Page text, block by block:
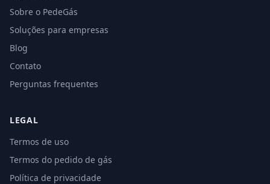
Sobre o PedeGás
Soluções para empresas
Blog
Contato
Perguntas frequentes
LEGAL
Termos de uso
Termos do pedido de gás
Política de privacidade